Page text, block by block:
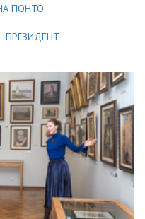
ПОНТО
ПРЕЗИДЕНТ